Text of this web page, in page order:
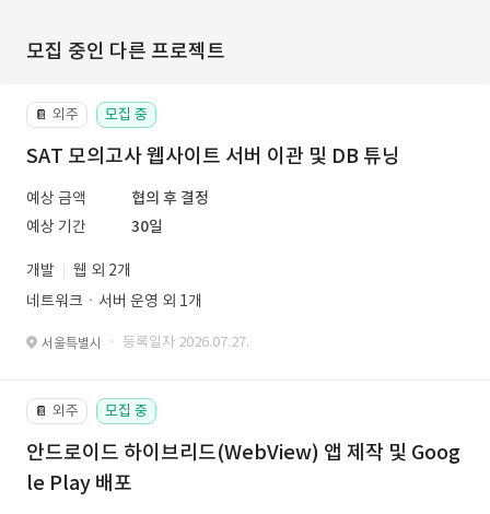
모집 중인 다른 프로젝트
📔 외주 모집 중
SAT 모의고사 웹사이트 서버 이관 및 DB 튜닝
예상 금액
협의 후 결정
예상 기간
30일
개발
웹 외 2개
네트워크ㆍ서버 운영 외 1개
서울특별시 · 등록일자 2026.07.27.
📔 외주 모집 중
안드로이드 하이브리드(WebView) 앱 제작 및 Goog
le Play 배포